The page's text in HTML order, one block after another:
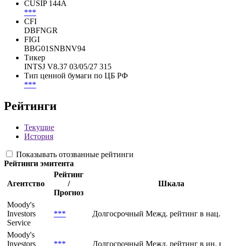
CUSIP 144A
***
CFI
DBFNGR
FIGI
BBG01SNBNV94
Тикер
INTSJ V8.37 03/05/27 315
Тип ценной бумаги по ЦБ РФ
***
Рейтинги
Текущие
История
Показывать отозванные рейтинги
Рейтинги эмитента
Агентство
Рейтинг
/
Прогноз
Шкала
Moody's
Investors
Service
*** Долгосрочный Межд. рейтинг в нац.
Moody's
Investors
*** Долгосрочный Межд. рейтинг в ин.